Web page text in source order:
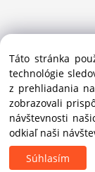
Ako
Copyright ©
Táto stránka
technológie
z prehliadania
zobrazovali
návštevnosti
odkiaľ naši
Súhlasím